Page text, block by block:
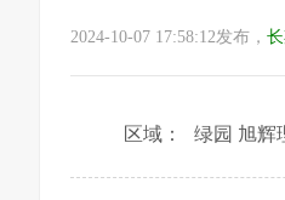
2024-10-07 17:58:12发布，
区域： 绿园 旭辉